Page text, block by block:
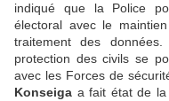
indiqué que la Police
électoral avec le
traitement des
protection des civils se
avec les Forces de
Konseiga a fait état de la